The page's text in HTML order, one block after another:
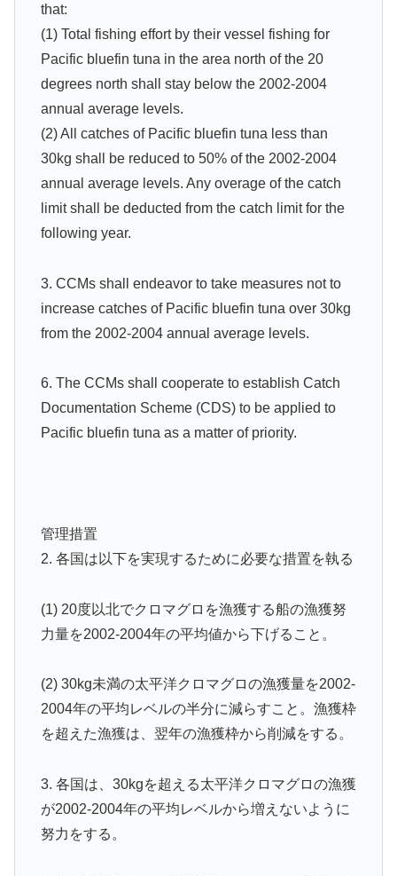
that:
(1) Total fishing effort by their vessel fishing for
Pacific bluefin tuna in the area north of the 20
degrees north shall stay below the 2002-2004
annual average levels.
(2) All catches of Pacific bluefin tuna less than
30kg shall be reduced to 50% of the 2002-2004
annual average levels. Any overage of the catch
limit shall be deducted from the catch limit for the
following year.
3. CCMs shall endeavor to take measures not to
increase catches of Pacific bluefin tuna over 30kg
from the 2002-2004 annual average levels.
6. The CCMs shall cooperate to establish Catch
Documentation Scheme (CDS) to be applied to
Pacific bluefin tuna as a matter of priority.
管理措置
2. 各国は以下を実現するために必要な措置を執る
(1) 20度以北でクロマグロを漁獲する船の漁獲努
力量を2002-2004年の平均値から下げること。
(2) 30kg未満の太平洋クロマグロの漁獲量を2002-
2004年の平均レベルの半分に減らすこと。漁獲枠
を超えた漁獲は、翌年の漁獲枠から削減をする。
3. 各国は、30kgを超える太平洋クロマグロの漁獲
が2002-2004年の平均レベルから増えないように
努力をする。